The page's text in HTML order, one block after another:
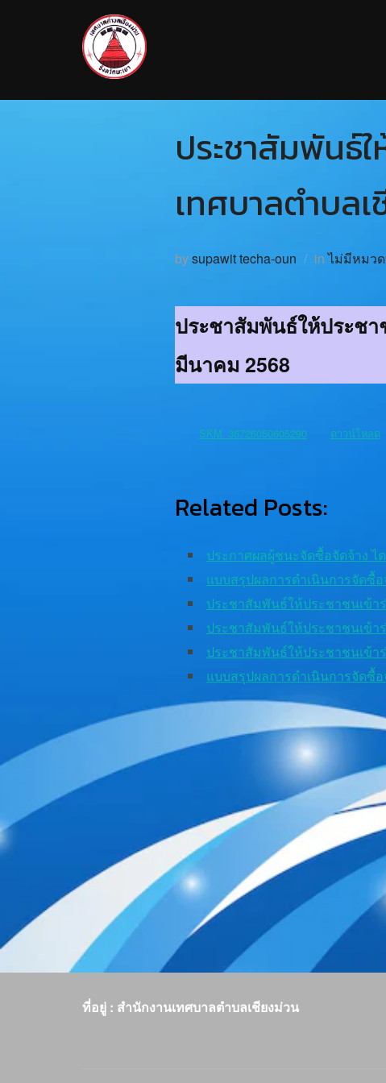
ประชาสัมพันธ์
เทศบาลตำบล
bysupawit techa-oun inไม่มีหมว
ประชาสัมพันธ์ให้ประช
มีนาคม 2568
SKM_36726050605290 ดาวน์โหลด
Related Posts:
ประกาศผลผู้ชนะจัดซื้อจัดจ้าง ไ
แบบสรุปผลการดำเนินการจัดซื้
ประชาสัมพันธ์ให้ประชาชนเข้
ประชาสัมพันธ์ให้ประชาชนเข้
ประชาสัมพันธ์ให้ประชาชนเข้
แบบสรุปผลการดำเนินการจัดซื้
ที่อยู่ : สำนักงานเทศบาลตำบลเชียงม่วน